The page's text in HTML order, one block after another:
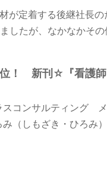
定着する後継社長の
したが、なかなかそ
！ 新刊☆『看護師
スコンサルティング
（しもざき・ひろみ